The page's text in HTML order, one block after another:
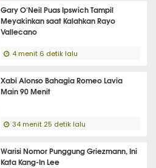
Gary O'Neil Puas Ipswich Tampil
Meyakinkan saat Kalahkan Rayo
Vallecano
4 menit 6 detik lalu
Xabi Alonso Bahagia Romeo Lavia
Main 90 Menit
34 menit 25 detik lalu
Warisi Nomor Punggung Griezmann, Ini
Kata Kang-In Lee